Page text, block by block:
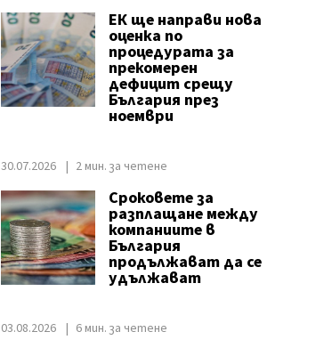
ЕК ще направи нова
оценка по
процедурата за
прекомерен
дефицит срещу
България през
ноември
30.07.2026 2 мин. за четене
Сроковете за
разплащане между
компаниите в
България
продължават да се
удължават
03.08.2026 6 мин. за четене